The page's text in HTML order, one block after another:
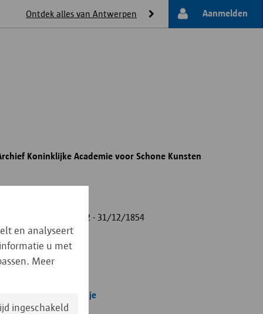
Aanmelden
Ontdek alles van Antwerpen
Koninklijke Academie voor Schone Kunsten
01/01/1442 - 31/12/1854
Archief
Op mijn lijstje
en analyseert
u met
Meer
ingeschakeld